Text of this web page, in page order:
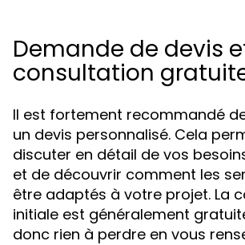
Demande de devis
consultation
Il est fortement recommandé
un devis personnalisé. Cela
discuter en détail de vos
et de découvrir comment les
être adaptés à votre projet. La
initiale est généralement
donc rien à perdre en vous